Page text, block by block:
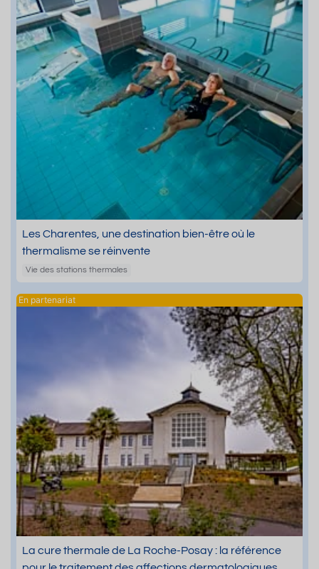
Les Charentes, une destination bien-être où le
thermalisme se réinvente
Vie des stations thermales
La cure thermale de La Roche-Posay : la référence